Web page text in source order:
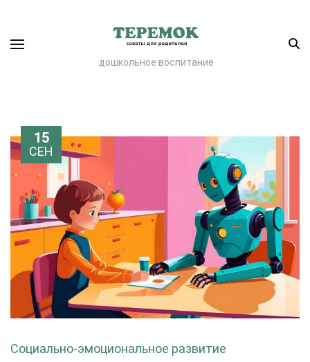
дошкольное воспитание
15
СЕН
Социально-эмоциональное развитие